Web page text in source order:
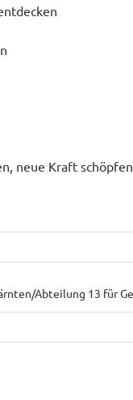
neue Kraft
Abteilung 13 für